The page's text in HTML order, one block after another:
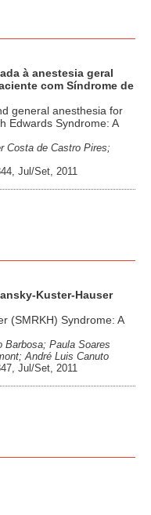
à anestesia geral
com Síndrome de
general anesthesia for
Edwards Syndrome: A
Costa de Castro Pires;
Jul/Set, 2011
Kuster-Hauser
(SMRKH) Syndrome: A
Barbosa; Paula Soares
André Luis Canuto
Jul/Set, 2011